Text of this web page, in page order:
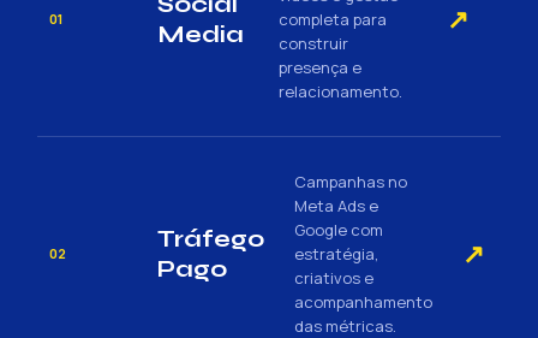
01
Media
completa para
construir
presença e
relacionamento.
↗
02
Tráfego
Pago
Campanhas no
Meta Ads e
Google com
estratégia,
criativos e
acompanhamento
das métricas.
↗